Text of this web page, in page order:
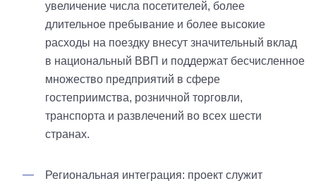
увеличение числа посетителей, более
длительное пребывание и более высокие
расходы на поездку внесут значительный вклад
в национальный ВВП и поддержат бесчисленное
множество предприятий в сфере
гостеприимства, розничной торговли,
транспорта и развлечений во всех шести
странах.
Региональная интеграция: проект служит